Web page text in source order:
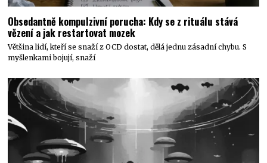
Obsedantně kompulzivní porucha: Kdy se z rituálu stává
vězení a jak restartovat mozek
Většina lidí, kteří se snaží z OCD dostat, dělá jednu zásadní chybu. S
myšlenkami bojují, snaží